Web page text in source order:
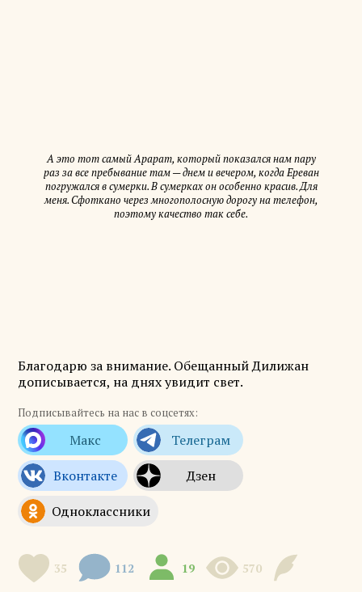
А это тот самый Арарат, который показался нам пару
раз за все пребывание там — днем и вечером, когда Ереван
погружался в сумерки. В сумерках он особенно красив. Для
меня. Сфоткано через многополосную дорогу на телефон,
поэтому качество так себе.
Благодарю за внимание. Обещанный Дилижан
дописывается, на днях увидит свет.
Подписывайтесь на нас в соцсетях:
35 112 19 570